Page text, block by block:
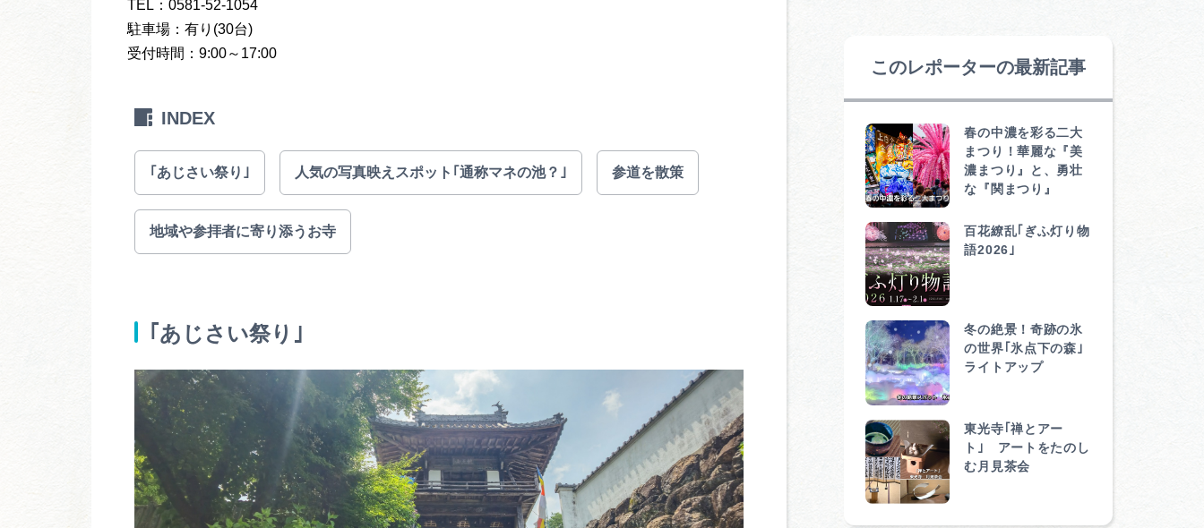
TEL：0581-52-1054
駐車場：有り(30台)
受付時間：9:00～17:00
INDEX
｢あじさい祭り｣ 人気の写真映えスポット｢通称マネの池？｣ 参道を散策
地域や参拝者に寄り添うお寺
｢あじさい祭り｣
このレポーターの最新記事
春の中濃を彩る二大
まつり！華麗な『美
濃まつり』と、勇壮
な『関まつり』
百花繚乱｢ぎふ灯り物
語2026｣
冬の絶景！奇跡の氷
の世界｢氷点下の森｣
ライトアップ
東光寺｢禅とアー
ト｣ アートをたのし
む月見茶会